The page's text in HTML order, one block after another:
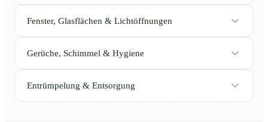
Fenster, Glasflächen & Lichtöffnungen
Gerüche, Schimmel & Hygiene
Entrümpelung & Entsorgung